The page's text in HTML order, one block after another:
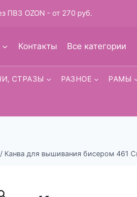
Контакты Все категории
СТРАЗЫ РАЗНОЕ РАМЫ
/ Канва для вышивания бисером 461
ПВЗ OZON - от 270 руб.